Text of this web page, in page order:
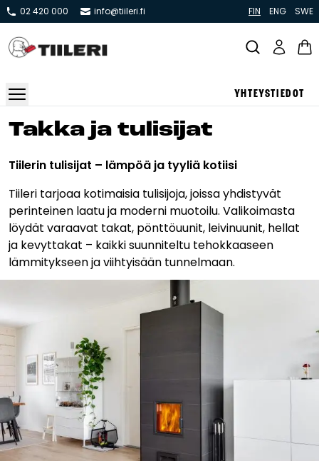
02 420 000 info@tiileri.fi FIN ENG SWE
YHTEYSTIEDOT
Takat ja tulisijat
Varaavat takat
Leivin -ja lämpiöuunit
Hellat
Kiertoilmatakat ja kamiinat
Grillit ja pihakeittiöt
Esitteet, hinnastot ja ohjeet
Tiileri lasku
Kotikäynti
Tiilet ja tiililaatat
Julkisivutiilet
Tak­ka ja tu­li­si­jat
Tiilerin tulisijat – lämpöä ja tyyliä kotiisi
Tiileri tarjoaa kotimaisia tulisijoja, joissa yhdistyvät
perinteinen laatu ja moderni muotoilu. Valikoimasta
löydät varaavat takat, pönttöuunit, leivinuunit, hellat
ja kevyttakat – kaikki suunniteltu tehokkaaseen
lämmitykseen ja viihtyisään tunnelmaan.